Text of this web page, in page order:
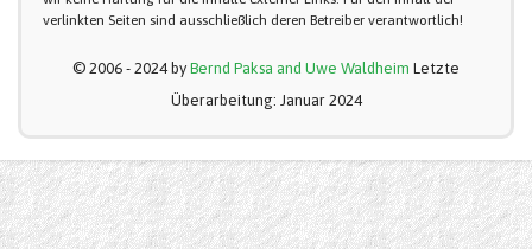
verlinkten Seiten sind ausschließlich deren Betreiber verantwortlich!
© 2006 - 2024 by Bernd Paksa and Uwe Waldheim Letzte
Überarbeitung: Januar 2024